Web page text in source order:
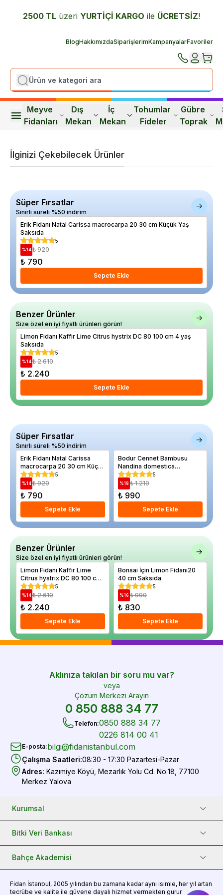
2500 TL üzeri YURTİÇİ KARGO ile ÜCRETSİZ!
BlogHakkımızdaSiparişlerimKampanyalarFavoriler
Meyve
Fidanları
Dış
Mekan
İç
Mekan
Tohumlar
Fideler
Gübre
Toprak
İlginizi Çekebilecek Ürünler
Süper Fırsatlar
Sınırlı süreli %50 indirim
Erik Fidanı Natal Carissa macrocarpa 20 30 cm Küçük Yaş
Saksıda
5
%14 ₺ 920
₺ 790
Sepete Ekle
Benzer Ürünler
Size özel en iyi fiyatlı ürünleri görün!
Limon Fidanı Kaffir Lime Citrus hystrix DC 80 100 cm 4 yaş
Saksıda
5
%14 ₺ 2.610
₺ 2.240
Sepete Ekle
Süper Fırsatlar
Sınırlı süreli %50 indirim
Erik Fidanı Natal Carissa
macrocarpa 20 30 cm Küçük
Yaş Saksıda5
%14 ₺ 920
₺ 790
Sepete Ekle
Bodur Cennet Bambusu
Nandina domestica
Firepower Büyük Yaş
Saksıda
5
%18 ₺ 1.210
₺ 990
Sepete Ekle
Benzer Ürünler
Size özel en iyi fiyatlı ürünleri görün!
Limon Fidanı Kaffir Lime
Citrus hystrix DC 80 100 cm
4 yaş Saksıda
5
%14 ₺ 2.610
₺ 2.240
Sepete Ekle
Bonsai İçin Limon Fidanı20
40 cm Saksıda
5
%16 ₺ 990
₺ 830
Sepete Ekle
Aklınıza takılan bir soru mu var?
veya
Çözüm Merkezi Arayın
0 850 888 34 77
Telefon:0850 888 34 77
0226 814 00 41
E-posta:bilgi@fidanistanbul.com
Çalışma Saatleri:08:30 - 17:30 Pazartesi-Pazar
Adres: Kazımiye Köyü, Mezarlık Yolu Cd. No:18, 77100
Merkez Yalova
Kurumsal
Bitki Veri Bankası
Bahçe Akademisi
Fidan İstanbul, 2005 yılından bu zamana kadar aynı isimle, her yıl artan
tecrübe ve kalite ile güvene dayalı hizmet vermekten gurur